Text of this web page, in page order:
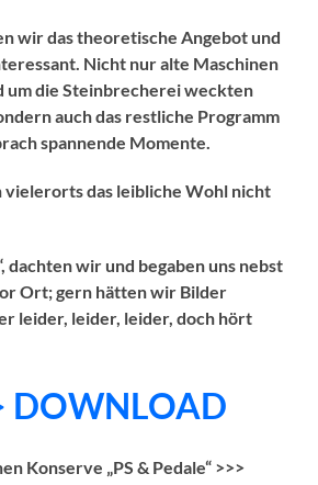
wir das theoretische Angebot und
Nicht nur alte Maschinen
um die Steinbrecherei weckten
auch das restliche Programm
spannende Momente.
vielerorts das leibliche Wohl nicht
dachten wir und begaben uns nebst
Ort; gern hätten wir Bilder
leider, leider, leider, doch hört
DOWNLOAD
Konserve „PS & Pedale“ >>>